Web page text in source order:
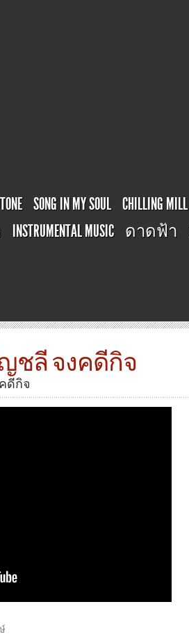
SONG IN MY SOUL CHILLING MILL
INSTRUMENTAL MUSIC ดาดฟ้า
ชลี จงคดีกิจ
ดีกิจ